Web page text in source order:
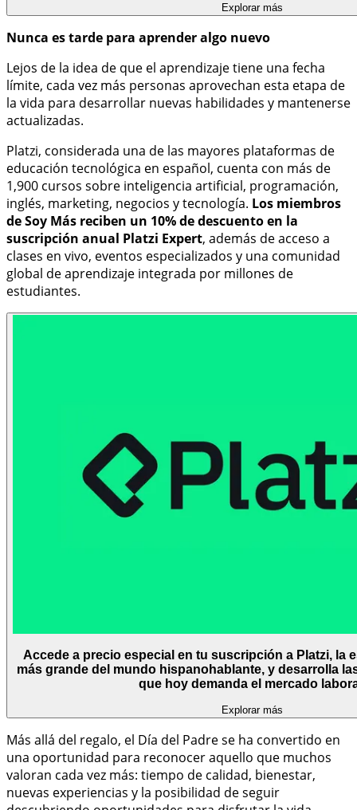
Explorar más
Nunca es tarde para aprender algo nuevo
Lejos de la idea de que el aprendizaje tiene una fecha
límite, cada vez más personas aprovechan esta etapa de
la vida para desarrollar nuevas habilidades y mantenerse
actualizadas.
Platzi, considerada una de las mayores plataformas de
educación tecnológica en español, cuenta con más de
1,900 cursos sobre inteligencia artificial, programación,
inglés, marketing, negocios y tecnología. Los miembros
de Soy Más reciben un 10% de descuento en la
suscripción anual Platzi Expert, además de acceso a
clases en vivo, eventos especializados y una comunidad
global de aprendizaje integrada por millones de
estudiantes.
Accede a precio especial en tu suscripción a Platzi, la
más grande del mundo hispanohablante, y desarrolla
que hoy demanda el mercado
Explorar más
Más allá del regalo, el Día del Padre se ha convertido en
una oportunidad para reconocer aquello que muchos
valoran cada vez más: tiempo de calidad, bienestar,
nuevas experiencias y la posibilidad de seguir